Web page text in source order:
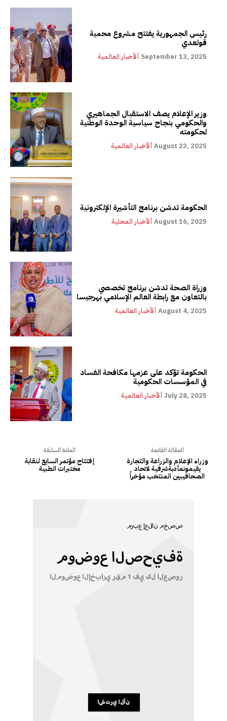
رئيس الجمهورية يفتتح مشروع محمية
قولعدي
ألأخبار العالمية September 13, 2025
وزير الإعلام يصف الاستقبال الجماهيري
والحكومي بنجاح سياسية الوحدة الوطنية
لحكومته
ألأخبار العالمية August 23, 2025
الحكومة تدشن برنامج التأشيرة الإلكترونية
ألأخبار المحلية August 16, 2025
وزراة الصحة تدشن برنامج تخصصي
بالتعاون مع رابطة العالم الإسلامي بهرجيسا
ألأخبار العالمية August 4, 2025
الحكومة تؤكد على عزمها مكافحة الفساد
في المؤسسات الحكومية
ألأخبار العالمية July 28, 2025
المادة السابقة
إفتتاح مؤتمر السايع لنقابة
مختبرات الطبية
المقالة القادمة
وزراء الإعلام والزراعة والتجارة
يقيمونمأدبةشرفية لاتحاد
الصحافيبين المنتخب مؤخراً